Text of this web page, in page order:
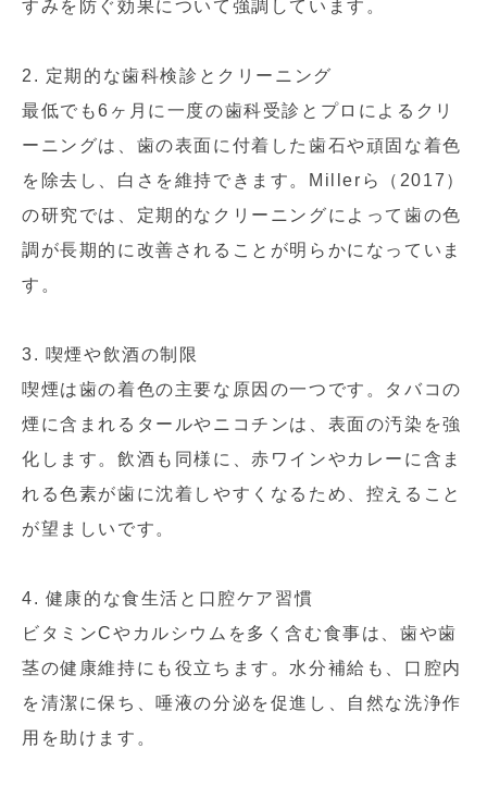
すみを防ぐ効果について強調しています。
2. 定期的な歯科検診とクリーニング
最低でも6ヶ月に一度の歯科受診とプロによるクリ
ーニングは、歯の表面に付着した歯石や頑固な着色
を除去し、白さを維持できます。Millerら（2017）
の研究では、定期的なクリーニングによって歯の色
調が長期的に改善されることが明らかになっていま
す。
3. 喫煙や飲酒の制限
喫煙は歯の着色の主要な原因の一つです。タバコの
煙に含まれるタールやニコチンは、表面の汚染を強
化します。飲酒も同様に、赤ワインやカレーに含ま
れる色素が歯に沈着しやすくなるため、控えること
が望ましいです。
4. 健康的な食生活と口腔ケア習慣
ビタミンCやカルシウムを多く含む食事は、歯や歯
茎の健康維持にも役立ちます。水分補給も、口腔内
を清潔に保ち、唾液の分泌を促進し、自然な洗浄作
用を助けます。